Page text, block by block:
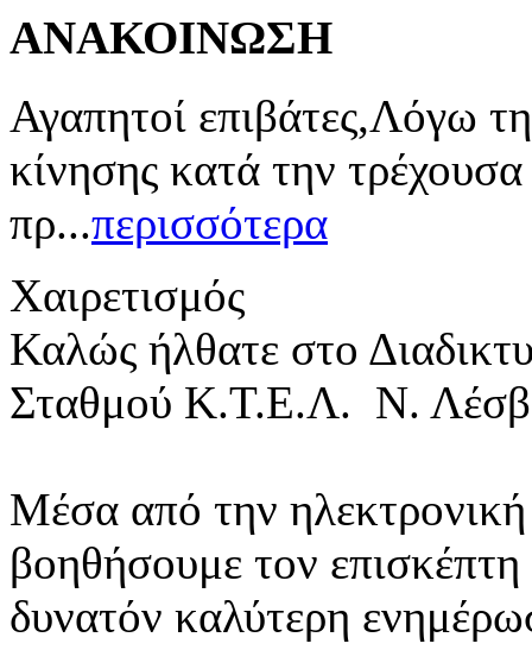
ΑΝΑΚΟΙΝΩΣΗ
Αγαπητοί επιβάτες,Λόγω
κίνησης κατά την
πρ...περισσότερα
Χαιρετισμός
Καλώς ήλθατε στο
Σταθμού Κ.Τ.Ε.Λ. Ν.
Μέσα από την ηλεκτρονική
βοηθήσουμε τον
δυνατόν καλύτερη